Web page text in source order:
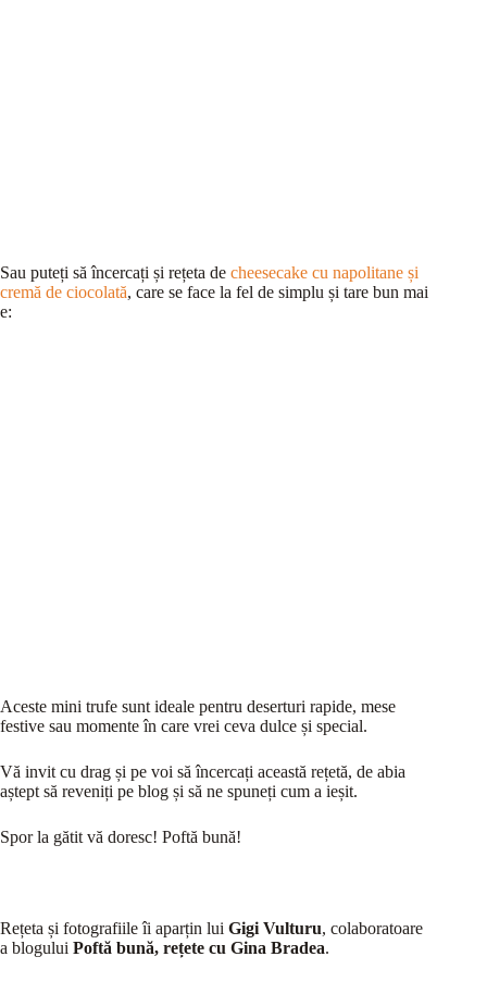
Sau puteți să încercați și rețeta de cheesecake cu napolitane și
cremă de ciocolată, care se face la fel de simplu și tare bun mai
e:
Aceste mini trufe sunt ideale pentru deserturi rapide, mese
festive sau momente în care vrei ceva dulce și special.
Vă invit cu drag și pe voi să încercați această rețetă, de abia
aștept să reveniți pe blog și să ne spuneți cum a ieșit.
Spor la gătit vă doresc! Poftă bună!
Rețeta și fotografiile îi aparțin lui Gigi Vulturu, colaboratoare
a blogului Poftă bună, rețete cu Gina Bradea.